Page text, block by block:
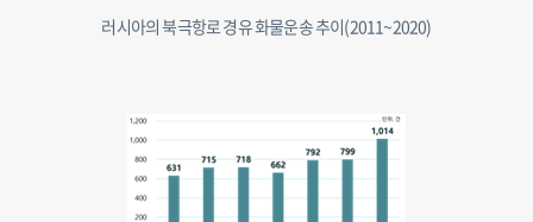
러시아의 북극항로 경유 화물운송 추이(2011~2020)